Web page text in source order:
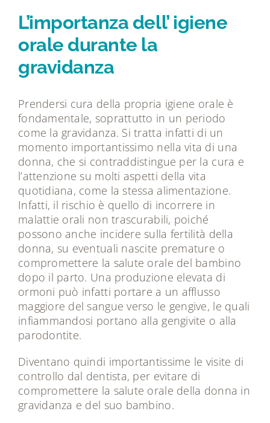
Dicono di noi
Contatti
L’importanza dell’ igiene
orale durante la
gravidanza
Prendersi cura della propria igiene orale è
fondamentale, soprattutto in un periodo
come la gravidanza. Si tratta infatti di un
momento importantissimo nella vita di una
donna, che si contraddistingue per la cura e
l’attenzione su molti aspetti della vita
quotidiana, come la stessa alimentazione.
Infatti, il rischio è quello di incorrere in
malattie orali non trascurabili, poiché
possono anche incidere sulla fertilità della
donna, su eventuali nascite premature o
compromettere la salute orale del bambino
dopo il parto. Una produzione elevata di
ormoni può infatti portare a un afflusso
maggiore del sangue verso le gengive, le quali
infiammandosi portano alla gengivite o alla
parodontite.
Diventano quindi importantissime le visite di
controllo dal dentista, per evitare di
compromettere la salute orale della donna in
gravidanza e del suo bambino.